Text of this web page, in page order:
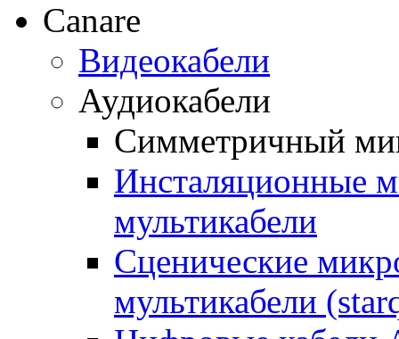
Canare
Видеокабели
Аудиокабели
Симметричный
Инсталяционные
мультикабели
Сценические
мультикабели